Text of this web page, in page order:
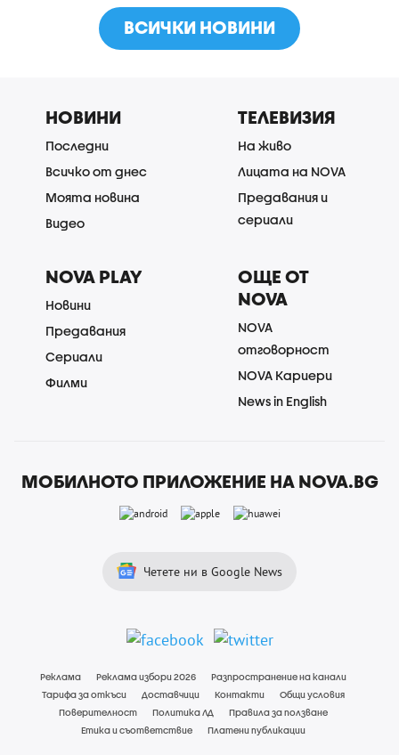
ВСИЧКИ НОВИНИ
НОВИНИ
Последни
Всичко от днес
Моята новина
Видео
ТЕЛЕВИЗИЯ
На живо
Лицата на NOVA
Предавания и
сериали
NOVA PLAY
Новини
Предавания
Сериали
Филми
ОЩЕ ОТ
NOVA
NOVA
отговорност
NOVA Кариери
News in English
МОБИЛНОТО ПРИЛОЖЕНИЕ НА NOVA.BG
Четете ни в Google News
Реклама Реклама избори 2026
Разпространение на канали
Тарифа за откъси
Доставчици Контакти
Общи условия
Поверителност
Политика ЛД
Правила за ползване
Етика и съответствие
Платени публикации